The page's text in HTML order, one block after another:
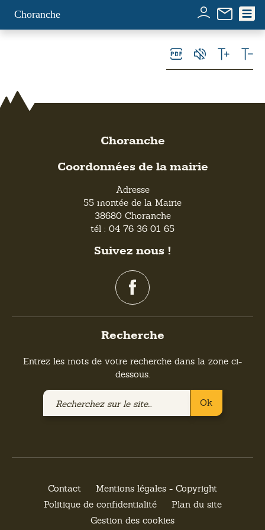
Choranche
Choranche
Coordonnées de la mairie
Adresse
55 montée de la Mairie
38680 Choranche
tél : 04 76 36 01 65
Suivez nous !
Recherche
Entrez les mots de votre recherche dans la zone ci-
dessous.
Recherchez
Ok
Contact
Mentions légales - Copyright
Politique de confidentialité
Plan du site
Gestion des cookies